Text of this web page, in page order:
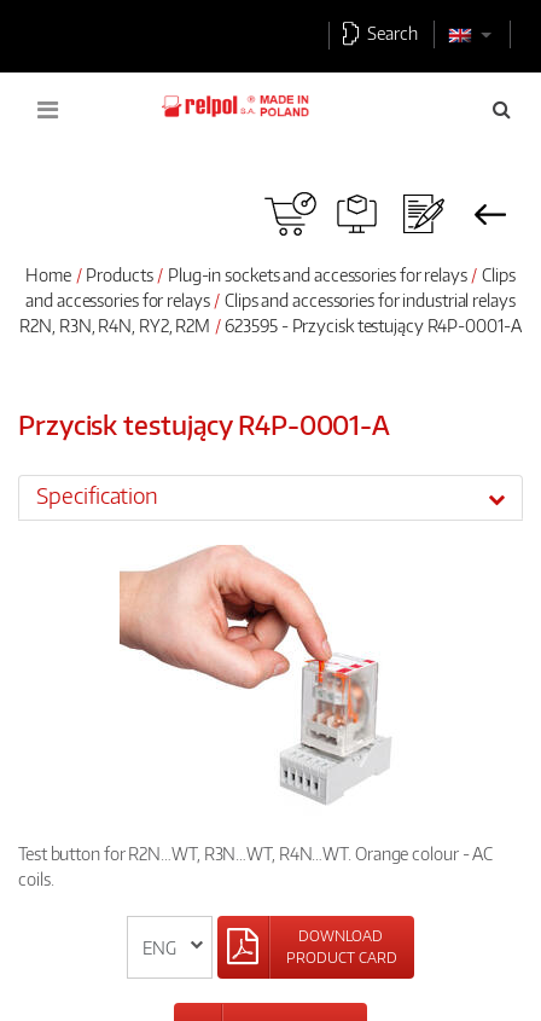
Search
Home Products Plug-in sockets and accessories for relays
Clips
and accessories for relays
Clips and accessories for industrial relays
R2N, R3N, R4N, RY2, R2M
623595 - Przycisk testujący R4P-0001-A
Przycisk testujący R4P-0001-A
Specification
Test button for R2N…WT, R3N…WT, R4N…WT. Orange colour - AC
coils.
DOWNLOAD
PRODUCT CARD